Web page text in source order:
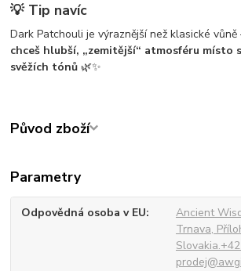
💡 Tip navíc
Dark Patchouli je výraznější než klasické
chceš hlubší, „zemitější“ atmosféru místo
svěžích tónů 🌿✨
Původ zboží
Parametry
Odpovědná osoba v EU
Ancient
Trnava,